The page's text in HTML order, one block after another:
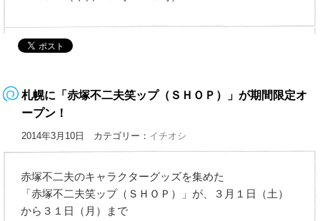
札幌に「赤塚不二夫笑ップ（ＳＨＯＰ）」が期間限定オ
ープン！
2014年3月10日 カテゴリー： イチオシ
赤塚不二夫のキャラクターグッズを集めた
「赤塚不二夫笑ップ（ＳＨＯＰ）」が、３月１日（土）
から３１日（月）まで